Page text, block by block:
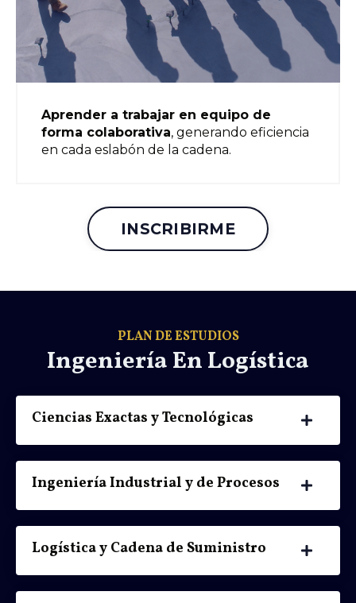
Aprender a trabajar en equipo de
forma colaborativa, generando eficiencia
en cada eslabón de la cadena.
INSCRIBIRME
PLAN DE ESTUDIOS
Ingeniería En Logística
Ciencias Exactas y Tecnológicas
Ingeniería Industrial y de Procesos
Logística y Cadena de Suministro